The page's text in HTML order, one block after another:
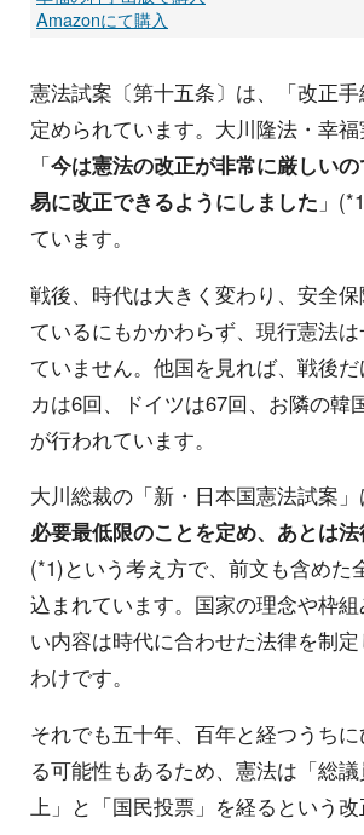
Amazonにて購入
憲法試案〔第十五条〕は、「改正
定められています。大川隆法・幸
「今は憲法の改正が非常に厳しい
易に改正できるようにしました 」
ています。
戦後、時代は大きく変わり、安全
ているにもかかわらず、現行憲法
ていません。他国を見れば、戦後
カは6回、ドイツは67回、お隣の韓
が行われています。
大川総裁の「新・日本国憲法試案
必要最低限のことを定め、あとは
(*1)という考え方で、前文も含めた
込まれています。国家の理念や枠
い内容は時代に合わせた法律を制
わけです。
それでも五十年、百年と経つうち
る可能性もあるため、憲法は「総
上」と「国民投票」を経るという